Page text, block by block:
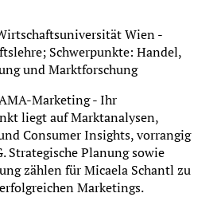
Wien -
Schwerpunkte: Handel,
und Marktforschung
Marketing - Ihr
liegt auf Marktanalysen,
Consumer Insights, vorrangig
Strategische Planung sowie
zählen für Micaela Schantl zu
Marketings.